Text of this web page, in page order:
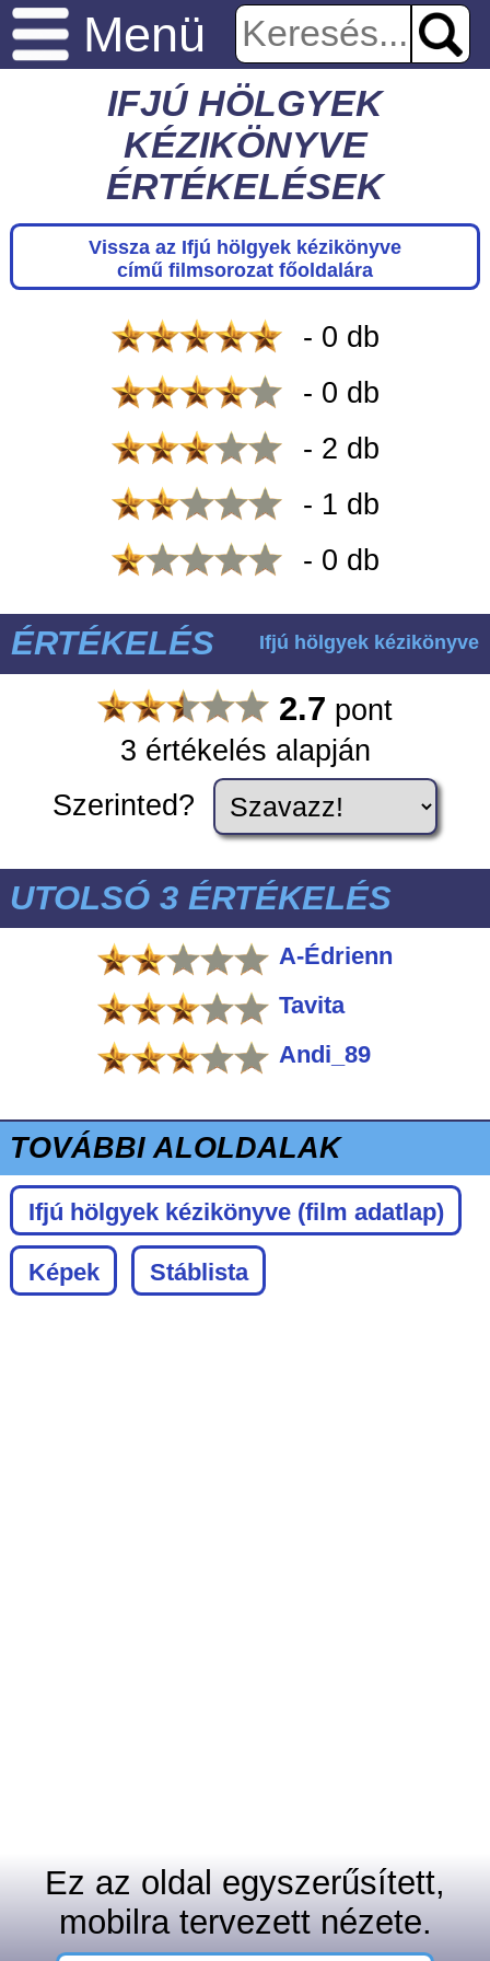
Menü
IFJÚ HÖLGYEK
KÉZIKÖNYVE
ÉRTÉKELÉSEK
Vissza az Ifjú hölgyek kézikönyve
című filmsorozat főoldalára
- 0 db
- 0 db
- 2 db
- 1 db
- 0 db
ÉRTÉKELÉS Ifjú hölgyek kézikönyve
2.7 pont
3 értékelés alapján
Szerinted?
UTOLSÓ 3 ÉRTÉKELÉS
A-Édrienn
Tavita
Andi_89
TOVÁBBI ALOLDALAK
Ifjú hölgyek kézikönyve (film adatlap)
Képek Stáblista
Ez az oldal egyszerűsített,
mobilra tervezett nézete.